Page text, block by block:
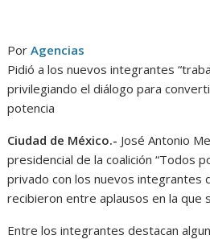
PorAgencias
Pidió a los nuevos integrantes
privilegiando el diálogo para
potencia
Ciudad de México.- José Antonio
presidencial de la coalición “Todos
privado con los nuevos integrantes
recibieron entre aplausos en la que
Entre los integrantes destacan